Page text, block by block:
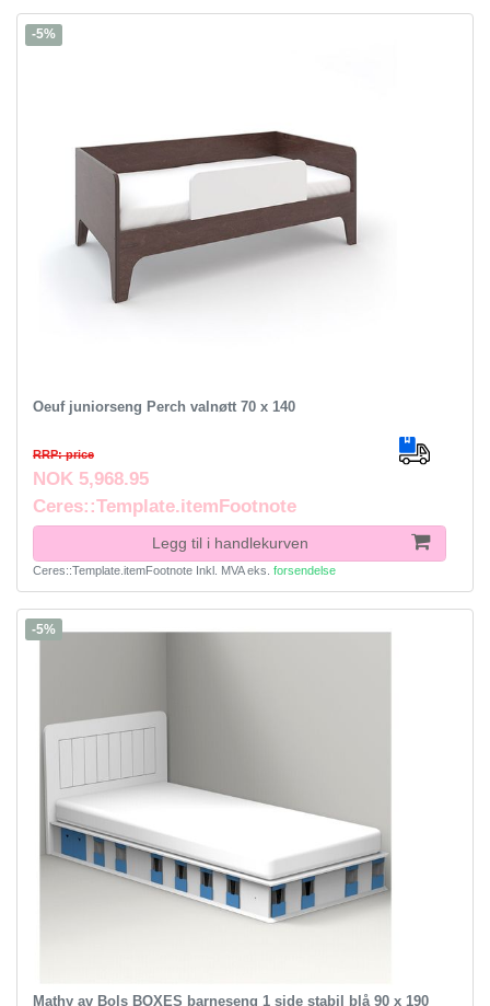
-5%
Oeuf juniorseng Perch valnøtt 70 x 140
RRP: price
NOK 5,968.95
Ceres::Template.itemFootnote
Legg til i handlekurven
Ceres::Template.itemFootnote Inkl. MVAeks. forsendelse
-5%
Mathy av Bols BOXES barneseng 1 side stabil blå 90 x 190